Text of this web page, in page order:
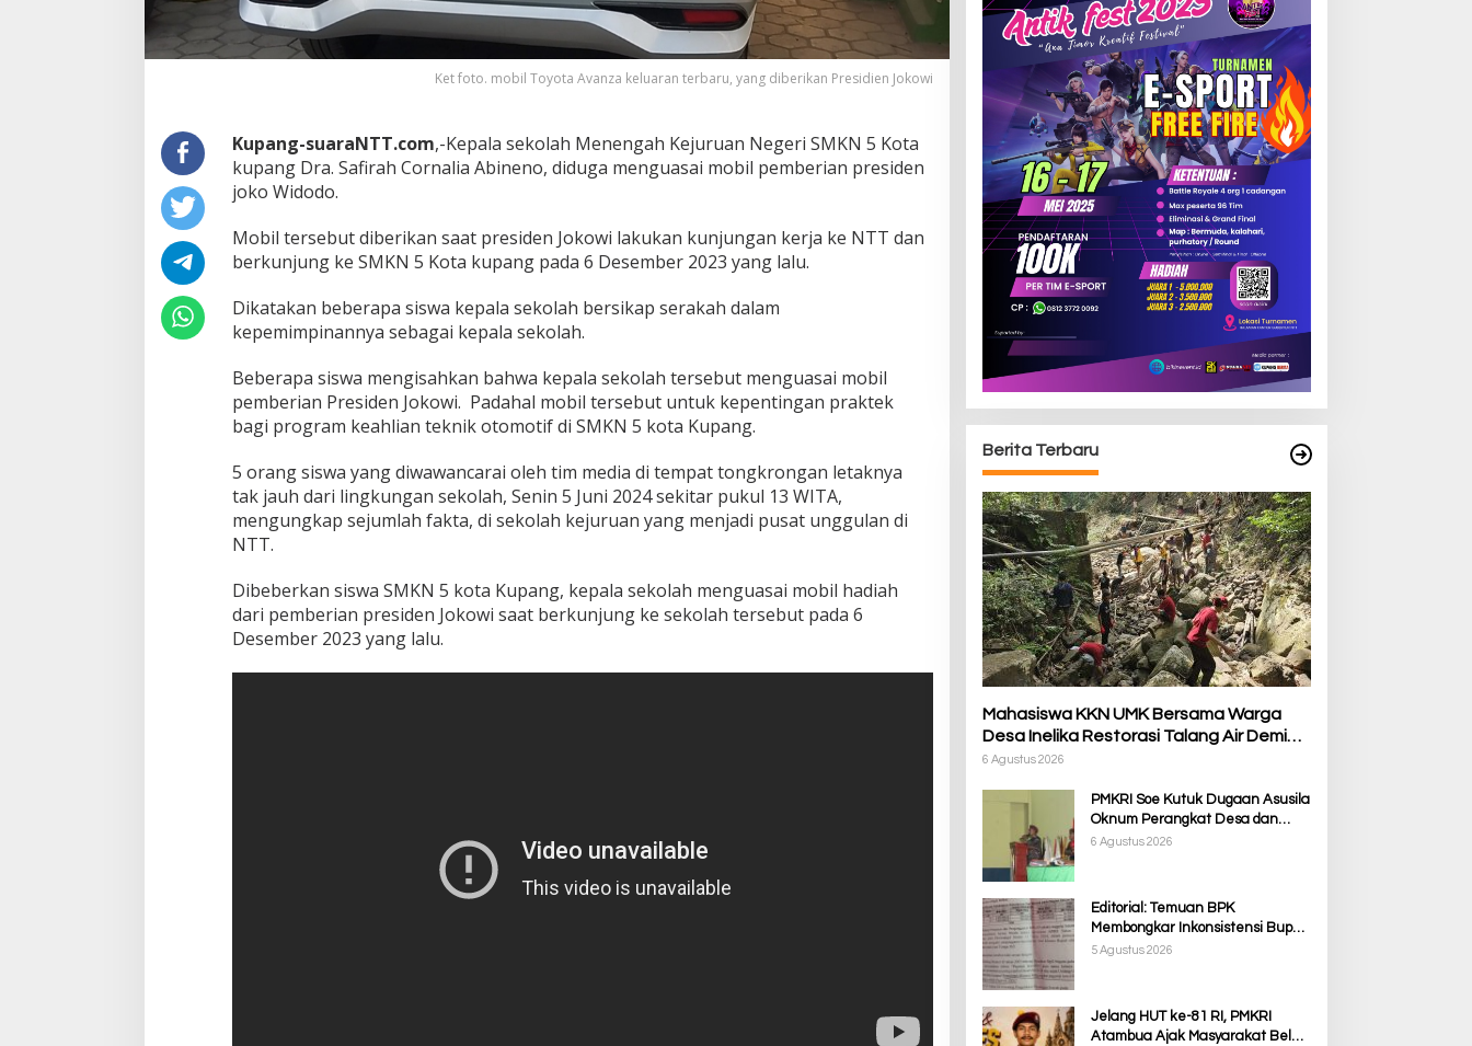
Ket foto. mobil Toyota Avanza keluaran terbaru, yang diberikan Presidien Jokowi
Kupang-suaraNTT.com,-Kepala sekolah Menengah Kejuruan Negeri SMKN 5 Kota
kupang Dra. Safirah Cornalia Abineno, diduga menguasai mobil pemberian presiden
joko Widodo.
Mobil tersebut diberikan saat presiden Jokowi lakukan kunjungan kerja ke NTT dan
berkunjung ke SMKN 5 Kota kupang pada 6 Desember 2023 yang lalu.
Dikatakan beberapa siswa kepala sekolah bersikap serakah dalam
kepemimpinannya sebagai kepala sekolah.
Beberapa siswa mengisahkan bahwa kepala sekolah tersebut menguasai mobil
pemberian Presiden Jokowi. Padahal mobil tersebut untuk kepentingan praktek
bagi program keahlian teknik otomotif di SMKN 5 kota Kupang.
5 orang siswa yang diwawancarai oleh tim media di tempat tongkrongan letaknya
tak jauh dari lingkungan sekolah, Senin 5 Juni 2024 sekitar pukul 13 WITA,
mengungkap sejumlah fakta, di sekolah kejuruan yang menjadi pusat unggulan di
NTT.
Dibeberkan siswa SMKN 5 kota Kupang, kepala sekolah menguasai mobil hadiah
dari pemberian presiden Jokowi saat berkunjung ke sekolah tersebut pada 6
Desember 2023 yang lalu.
Berita Terbaru
Mahasiswa KKN UMK Bersama Warga
Desa Inelika Restorasi Talang Air Demi
Kelancaran Irigasi Sawah
6 Agustus 2026
PMKRI Soe Kutuk Dugaan Asusila
Oknum Perangkat Desa dan
Guru PPPK, Soroti Ketimpangan
6 Agustus 2026
Editorial: Temuan BPK
Membongkar Inkonsistensi Bupati
Kupang dalam Menjalankan
5 Agustus 2026
Jelang HUT ke-81 RI, PMKRI
Atambua Ajak Masyarakat Belu